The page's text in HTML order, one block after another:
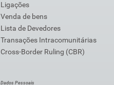
Ligações
Venda de bens
Lista de Devedores
Transações Intracomunitárias
Cross-Border Ruling (CBR)
Dados Pessoais